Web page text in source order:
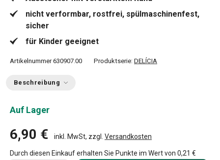
nicht verformbar, rostfrei, spülmaschinenfest,
sicher
für Kinder geeignet
Artikelnummer 630907.00 Produktserie: DELÍCIA
Beschreibung
Auf Lager
6,90 € inkl. MwSt, zzgl. Versandkosten
Durch diesen Einkauf erhalten Sie Punkte im Wert von 0,21 €